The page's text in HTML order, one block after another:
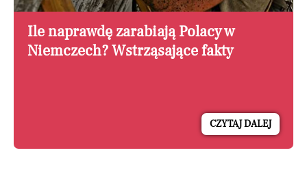
Ile naprawdę zarabiają Polacy w
Niemczech? Wstrząsające fakty
CZYTAJ DALEJ